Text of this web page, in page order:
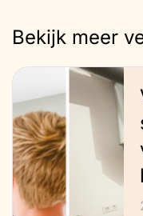
Bekijk meer